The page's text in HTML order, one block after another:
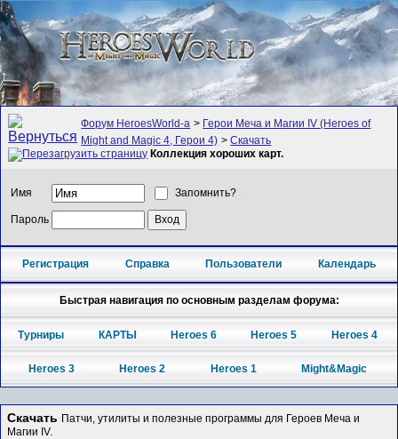
Форум HeroesWorld-а > Герои Меча и Магии IV (Heroes of
Might and Magic 4, Герои 4) >Скачать
Коллекция хороших карт.
Имя Запомнить?
Пароль
Регистрация Справка Пользователи Календарь
Быстрая навигация по основным разделам форума:
Турниры КАРТЫ Heroes 6 Heroes 5 Heroes 4
Heroes 3 Heroes 2 Heroes 1 Might&Magic
Скачать Патчи, утилиты и полезные программы для Героев Меча и
Магии IV.